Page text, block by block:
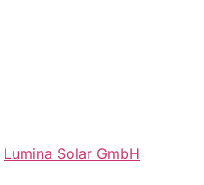
Lumina Solar GmbH